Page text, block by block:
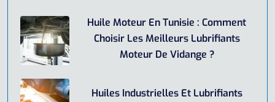
Huile Moteur En Tunisie : Comment
Choisir Les Meilleurs Lubrifiants
Moteur De Vidange ?
Huiles Industrielles Et Lubrifiants